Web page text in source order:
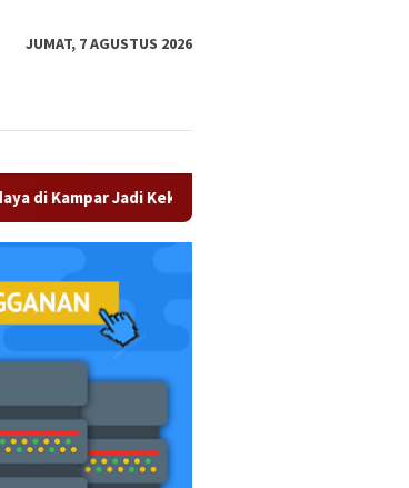
JUMAT, 7 AGUSTUS 2026
Jadi Kekuatan Persaudaraan